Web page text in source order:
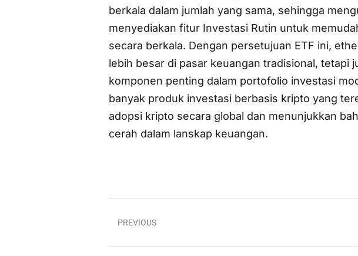
berkala dalam jumlah yang sama, sehingga
menyediakan fitur Investasi Rutin untuk
secara berkala. Dengan persetujuan ETF ini,
lebih besar di pasar keuangan tradisional, tetapi
komponen penting dalam portofolio investasi
banyak produk investasi berbasis kripto yang
adopsi kripto secara global dan menunjukkan
cerah dalam lanskap keuangan.
PREVIOUS